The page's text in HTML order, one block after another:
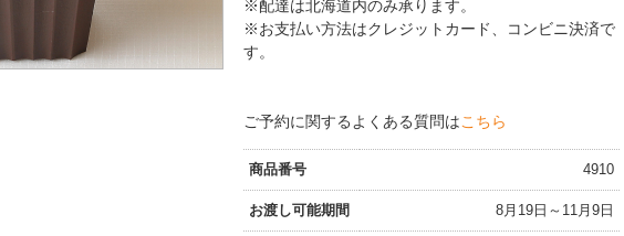
※配達は北海道内のみ承ります。
※お支払い方法はクレジットカード、コンビニ決済で
す。
ご予約に関するよくある質問はこちら
商品番号 4910
お渡し可能期間 8月19日～11月9日